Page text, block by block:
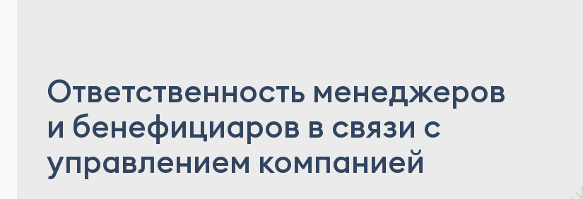
Ответственность менеджеров
и бенефициаров в связи с
управлением компанией